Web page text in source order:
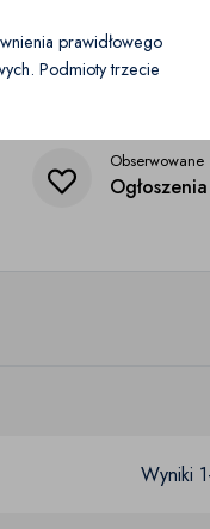
Moje
Obserwowane
Ogłoszenia
Wyniki
prawidłowego
Podmioty trzecie